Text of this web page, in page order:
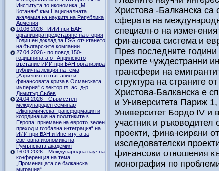
Института по икономика „М.
Котанян“ към Националната
академия на науките на Република
Армения
10.06.2026 - ИИИ при БАН
организира представяне на втория
Годишен доклад за ESG отчитането
на българските компании
27.04.2026 - по повод 150-
годишнината от Априлското
въстание ИИИ при БАН организира
публична лекция на тема
„Априлското въстание и
финансовата криза в Османската
империя“ с лектор гл. ас. д-р
Димитър Събев
24.04.2026 – Съвместен
международен семинар
„Икономическа трансформация и
координация на политиките в
Европа: приемане на еврото, зелен
преход и глобална интеграция“ на
ИИИ при БАН и Института за
световна икономика на
Румънската академия
16.04.2026 – Международна научна
конференция на тема
„Променящата се балканска
миграция“
Христова -Балканска са
сферата на
специално на
финансова система и
През последните
преките чуждестранни
трансфери на
структура на страните
Христова-Балканска е
и Университета Париж
Университет Бордо IV и
участник и ръководител
проекти, финансирани
изследователски
финансови отношения
монография по